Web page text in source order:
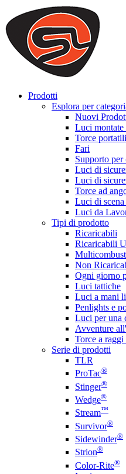
We use cookies to ensure that
on our website. By continuing
that cookies are used to help us
to offer you a better
you can disable cookies, you
Prodotti
Esplora per
Nuovi
Luci montate
Torce portatili
Fari
Supporto per
Luci di
Luci di
Torce ad
Luci di scena
Luci da
Tipi di prodotto
Ricaricabili
Ricaricabili
Non
Ogni giorno
Luci tattiche
Luci a mani
Penlights e
Luci per una
Avventure
Torce a
Serie di prodotti
TLR
ProTac®
Stinger®
Wedge®
Stream™
Survivor®
Sidewinder®
Strion®
Color-Rite®